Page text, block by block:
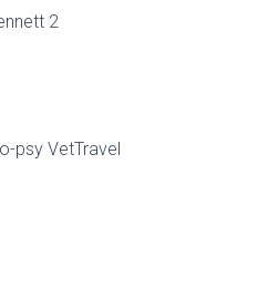
2
psy VetTravel